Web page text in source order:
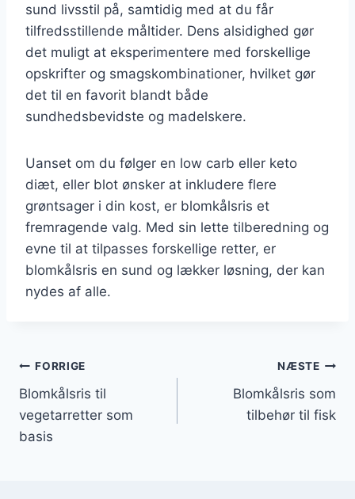
sund livsstil på, samtidig med at du får
tilfredsstillende måltider. Dens alsidighed gør
det muligt at eksperimentere med forskellige
opskrifter og smagskombinationer, hvilket gør
det til en favorit blandt både
sundhedsbevidste og madelskere.
Uanset om du følger en low carb eller keto
diæt, eller blot ønsker at inkludere flere
grøntsager i din kost, er blomkålsris et
fremragende valg. Med sin lette tilberedning og
evne til at tilpasses forskellige retter, er
blomkålsris en sund og lækker løsning, der kan
nydes af alle.
Indlægsnavigation
FORRIGE
Blomkålsris til
vegetarretter som
basis
NÆSTE
Blomkålsris som
tilbehør til fisk